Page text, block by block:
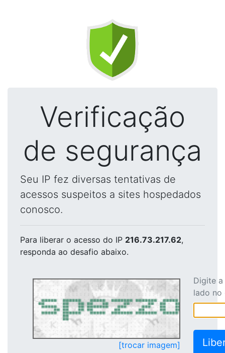
Verificação
de segurança
Seu IP fez diversas tentativas de
acessos suspeitos a sites hospedados
conosco.
Para liberar o acesso do IP 216.73.217.62,
responda ao desafio abaixo.
[trocar imagem]
Digite
lado no